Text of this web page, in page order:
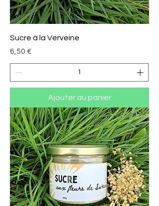
Sucre à la Verveine
Prix
6,50 €
Ajouter au panier